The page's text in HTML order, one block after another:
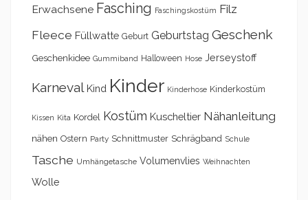
Erwachsene Fasching Faschingskostüm Filz
Fleece Füllwatte Geburt Geburtstag Geschenk
Geschenkidee Gummiband Halloween Hose Jerseystoff
Karneval Kind Kinder Kinderhose Kinderkostüm
Kissen Kita Kordel Kostüm Kuscheltier Nähanleitung
nähen Ostern Party Schnittmuster Schrägband Schule
Tasche Umhängetasche Volumenvlies Weihnachten
Wolle